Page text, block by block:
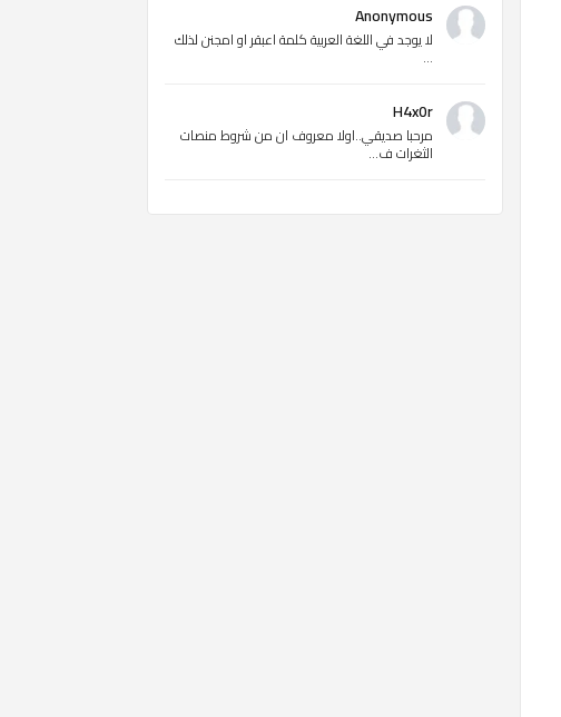
Anonymous
لا يوجد في اللغة العربية كلمة اعبقر او امجنن لذلك
...
H4x0r
مرحبا صديقي..اولا معروف ان من شروط منصات
الثغرات ف...